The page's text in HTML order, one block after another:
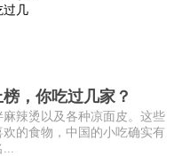
，你吃过几家？
辣烫以及各种凉面皮。这些
的食物，中国的小吃确实有
...